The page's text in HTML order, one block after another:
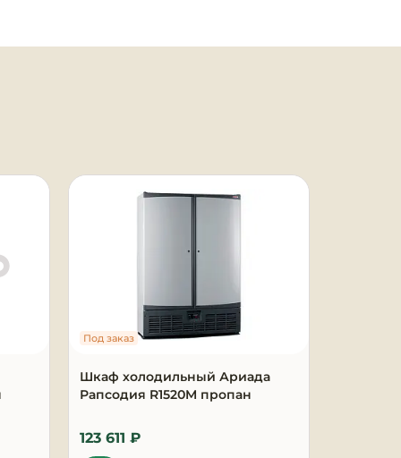
Шкаф холодильный Ариада
Рапсодия R1520M пропан
Под заказ
123 611 ₽